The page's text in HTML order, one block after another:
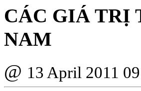
CÁC GIÁ TRỊ
NAM
@ 13 April 2011